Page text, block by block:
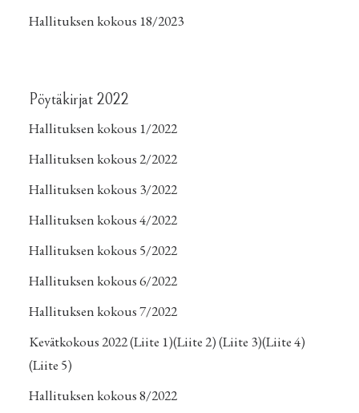
Hallituksen kokous 18/2023
Pöytäkirjat 2022
Hallituksen kokous 1/2022
Hallituksen kokous 2/2022
Hallituksen kokous 3/2022
Hallituksen kokous 4/2022
Hallituksen kokous 5/2022
Hallituksen kokous 6/2022
Hallituksen kokous 7/2022
Kevätkokous 2022(Liite 1)(Liite 2)(Liite 3)(Liite 4)
(Liite 5)
Hallituksen kokous 8/2022